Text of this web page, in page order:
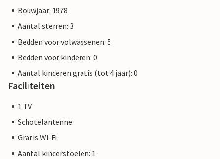
Bouwjaar: 1978
Aantal sterren: 3
Bedden voor volwassenen: 5
Bedden voor kinderen: 0
Aantal kinderen gratis (tot 4 jaar): 0
Faciliteiten
1 TV
Schotelantenne
Gratis Wi-Fi
Aantal kinderstoelen: 1